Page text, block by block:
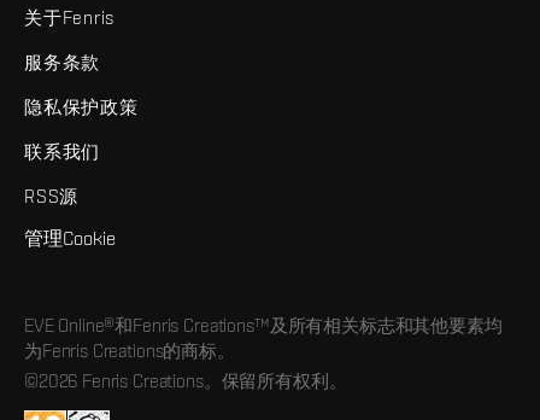
关于Fenris
服务条款
隐私保护政策
联系我们
RSS源
管理Cookie
EVE Online®和Fenris Creations™及所有相关标志和其他要素均
为Fenris Creations的商标。
©2026 Fenris Creations。保留所有权利。